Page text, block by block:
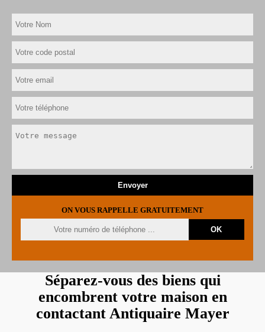
ON VOUS RAPPELLE GRATUITEMENT
Séparez-vous des biens qui
encombrent votre maison en
contactant Antiquaire Mayer